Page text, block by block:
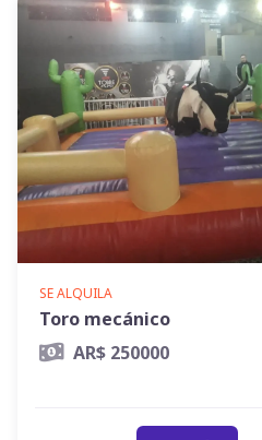
SE ALQUILA
Toro mecánico
AR$ 250000